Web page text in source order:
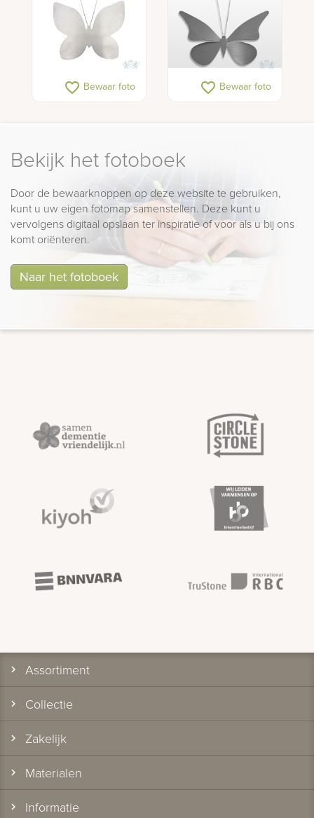
favorite_border Bewaar foto favorite_border Bewaar foto
Bekijk het fotoboek
Door de bewaarknoppen op deze website te gebruiken,
kunt u uw eigen fotomap samenstellen. Deze kunt u
vervolgens digitaal opslaan ter inspiratie of voor als u bij ons
komt oriënteren.
Naar het fotoboek
Assortiment
Collectie
Zakelijk
Materialen
Informatie